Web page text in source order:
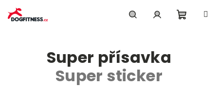
obsah
Super přísavka
Super sticker